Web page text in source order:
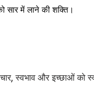
सार में लाने की शक्ति।
स्वभाव और इच्छाओं को